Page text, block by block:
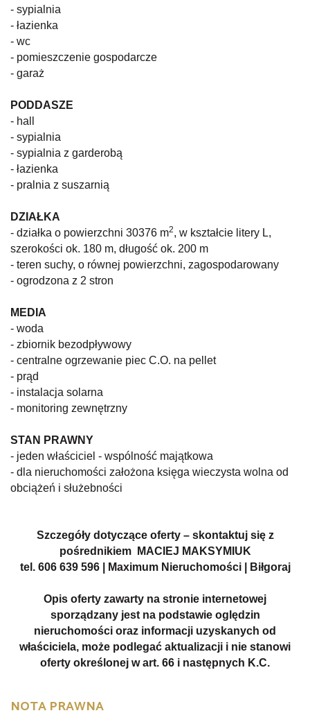
- sypialnia
- łazienka
- wc
- pomieszczenie gospodarcze
- garaż
PODDASZE
- hall
- sypialnia
- sypialnia z garderobą
- łazienka
- pralnia z suszarnią
DZIAŁKA
- działka o powierzchni 30376 m2, w kształcie litery L,
szerokości ok. 180 m, długość ok. 200 m
- teren suchy, o równej powierzchni, zagospodarowany
- ogrodzona z 2 stron
MEDIA
- woda
- zbiornik bezodpływowy
- centralne ogrzewanie piec C.O. na pellet
- prąd
- instalacja solarna
- monitoring zewnętrzny
STAN PRAWNY
- jeden właściciel - wspólność majątkowa
- dla nieruchomości założona księga wieczysta wolna od
obciążeń i służebności
Szczegóły dotyczące oferty – skontaktuj się z
pośrednikiem MACIEJ MAKSYMIUK
tel. 606 639 596 | Maximum Nieruchomości | Biłgoraj
Opis oferty zawarty na stronie internetowej
sporządzany jest na podstawie oględzin
nieruchomości oraz informacji uzyskanych od
właściciela, może podlegać aktualizacji i nie stanowi
oferty określonej w art. 66 i następnych K.C.
NOTA PRAWNA